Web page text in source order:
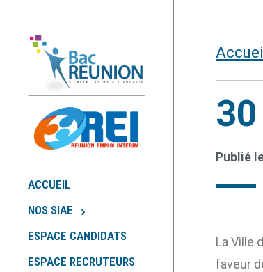
ACCUEIL
NOS SIAE
ESPACE CANDIDATS
ESPACE RECRUTEURS
Publié
La Ville
faveur